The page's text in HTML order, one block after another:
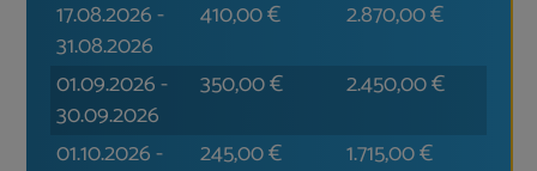
wiederzusehen.
Eure Kretafan`s aus Norddeutschland
Hauke, Irena und Niklas.
17.08.2026-
31.08.2026
410,00€ 2.870,00€
01.09.2026-
30.09.2026
350,00€ 2.450,00€
01.10.2026-
245,00€ 1.715,00€